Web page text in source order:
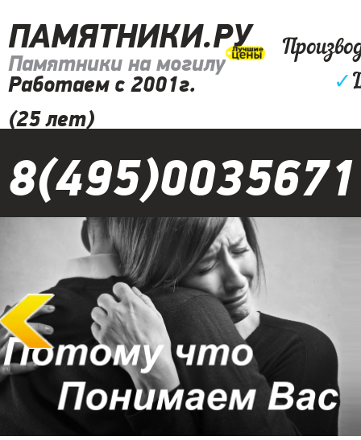
ПАМЯТНИКИ.РУ
Памятники на могилу
Работаем с 2001г.
(25 лет)
✓
8(495)0035671